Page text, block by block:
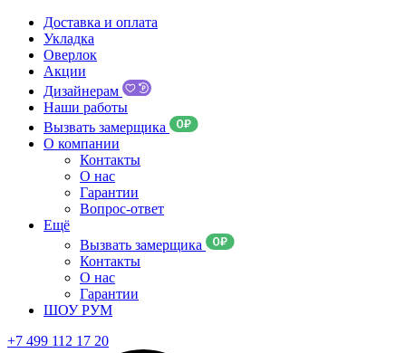
Доставка и оплата
Укладка
Оверлок
Акции
Дизайнерам
Наши работы
Вызвать замерщика
О компании
Контакты
О нас
Гарантии
Вопрос-ответ
Ещё
Вызвать замерщика
Контакты
О нас
Гарантии
ШОУ РУМ
+7 499 112 17 20